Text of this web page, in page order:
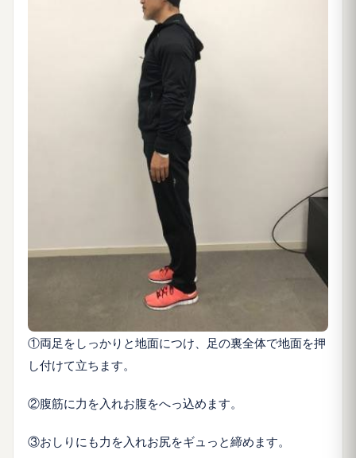
①両足をしっかりと地面につけ、足の裏全体で地面を押
し付けて立ちます。
②腹筋に力を入れお腹をへっ込めます。
③おしりにも力を入れお尻をギュっと締めます。